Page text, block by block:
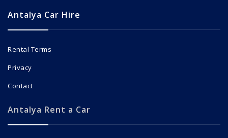
Antalya Car Hire
Rental Terms
Privacy
Contact
Antalya Rent a Car